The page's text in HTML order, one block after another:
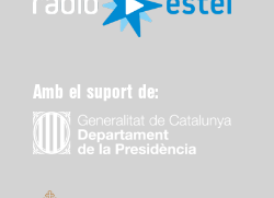
Amb el suport de: